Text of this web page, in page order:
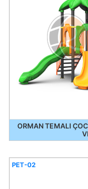
ORMAN TEMALI
PET-02